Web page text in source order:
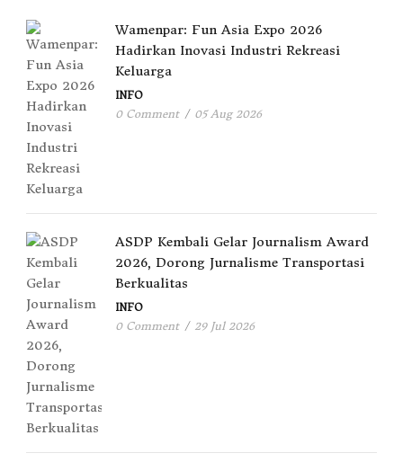
Wamenpar: Fun Asia Expo 2026
Hadirkan Inovasi Industri Rekreasi
Keluarga
INFO
0 Comment / 05 Aug 2026
ASDP Kembali Gelar Journalism Award
2026, Dorong Jurnalisme Transportasi
Berkualitas
INFO
0 Comment / 29 Jul 2026